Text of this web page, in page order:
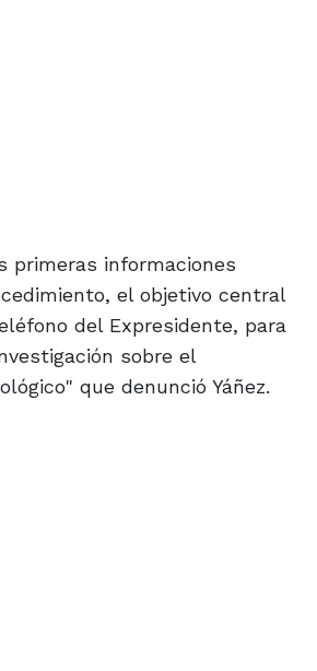
primeras informaciones
el objetivo central
del Expresidente, para
sobre el
que denunció Yáñez.